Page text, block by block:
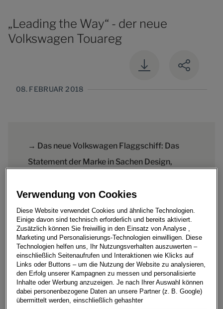
„Leading the Way“ - der neue
Volkswagen Touareg
08. FEBRUAR 2018
→ Das neue Volkswagen Flaggschiff: Das
Statement der Marke in Sachen Design,
→ Erfolgsgeschichte: Rund eine Million
verkaufte Touareg in den ersten beiden
Fahrzeuggenerationen
→ Weltpremiere: Am 23. März 2018 in
Peking
Verwendung von Cookies
Diese Website verwendet Cookies und ähnliche Technologien.
Einige davon sind technisch erforderlich und bereits aktiviert.
Zusätzlich können Sie freiwillig in den Einsatz von Analyse ,
Marketing und Personalisierungs-Technologien einwilligen. Diese
Technologien helfen uns, Ihr Nutzungsverhalten auszuwerten –
einschließlich Seitenaufrufen und Interaktionen wie Klicks auf
Links oder Buttons – um die Nutzung der Website zu analysieren,
den Erfolg unserer Kampagnen zu messen und personalisierte
Inhalte oder Werbung anzuzeigen. Je nach Ihrer Auswahl können
dabei personenbezogene Daten an unsere Partner (z. B. Google)
übermittelt werden, einschließlich gehashter